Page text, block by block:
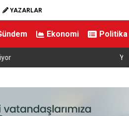
YAZARLAR
Ekonomi Politika
itfaiye kurtardı